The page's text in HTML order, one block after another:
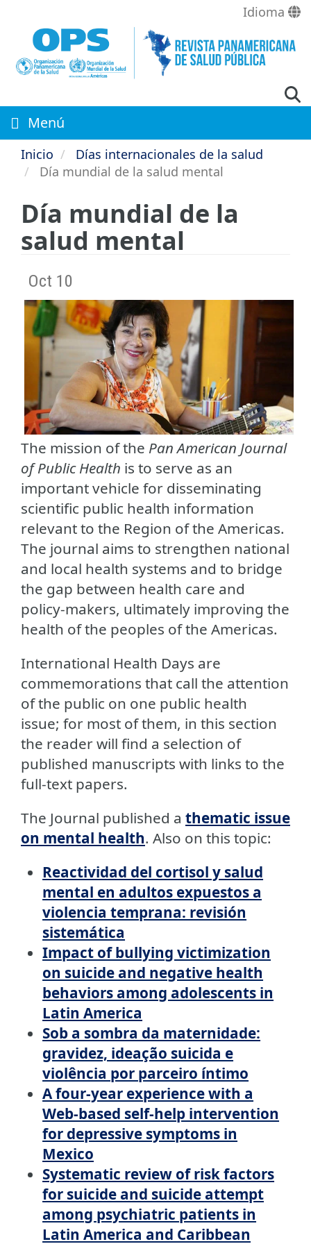
contenido
principal
Idioma
Menú
Inicio
Días internacionales de la salud
Día mundial de la salud mental
Día mundial de la
salud mental
Oct 10
The mission of the Pan American Journal
of Public Health is to serve as an
important vehicle for disseminating
scientific public health information
relevant to the Region of the Americas.
The journal aims to strengthen national
and local health systems and to bridge
the gap between health care and
policy-makers, ultimately improving the
health of the peoples of the Americas.
International Health Days are
commemorations that call the attention
of the public on one public health
issue; for most of them, in this section
the reader will find a selection of
published manuscripts with links to the
full-text papers.
The Journal published a thematic issue
on mental health. Also on this topic:
Reactividad del cortisol y salud
mental en adultos expuestos a
violencia temprana: revisión
sistemática
Impact of bullying victimization
on suicide and negative health
behaviors among adolescents in
Latin America
Sob a sombra da maternidade:
gravidez, ideação suicida e
violência por parceiro íntimo
A four-year experience with a
Web-based self-help intervention
for depressive symptoms in
Mexico
Systematic review of risk factors
for suicide and suicide attempt
among psychiatric patients in
Latin America and Caribbean